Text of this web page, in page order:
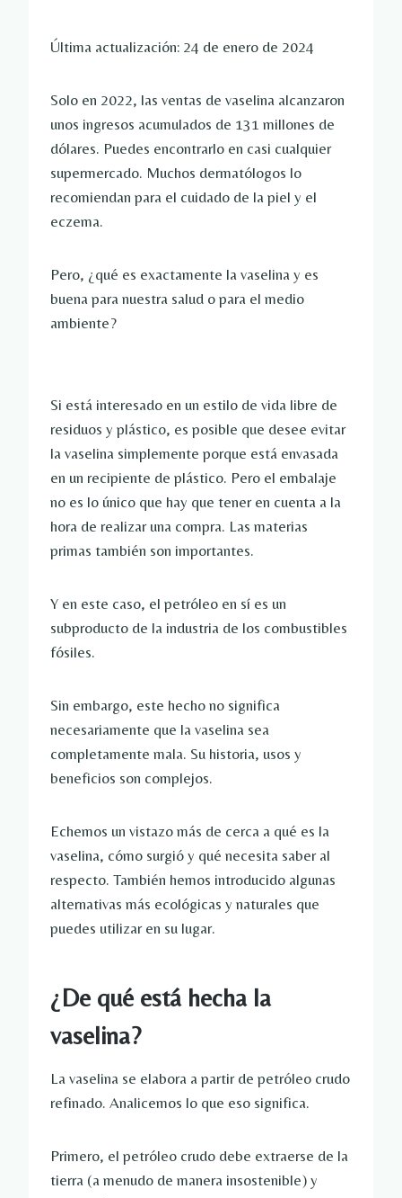
Última actualización: 24 de enero de 2024
Solo en 2022, las ventas de vaselina alcanzaron
unos ingresos acumulados de 131 millones de
dólares. Puedes encontrarlo en casi cualquier
supermercado. Muchos dermatólogos lo
recomiendan para el cuidado de la piel y el
eczema.
Pero, ¿qué es exactamente la vaselina y es
buena para nuestra salud o para el medio
ambiente?
Si está interesado en un estilo de vida libre de
residuos y plástico, es posible que desee evitar
la vaselina simplemente porque está envasada
en un recipiente de plástico. Pero el embalaje
no es lo único que hay que tener en cuenta a la
hora de realizar una compra. Las materias
primas también son importantes.
Y en este caso, el petróleo en sí es un
subproducto de la industria de los combustibles
fósiles.
Sin embargo, este hecho no significa
necesariamente que la vaselina sea
completamente mala. Su historia, usos y
beneficios son complejos.
Echemos un vistazo más de cerca a qué es la
vaselina, cómo surgió y qué necesita saber al
respecto. También hemos introducido algunas
alternativas más ecológicas y naturales que
puedes utilizar en su lugar.
¿De qué está hecha la
vaselina?
La vaselina se elabora a partir de petróleo crudo
refinado. Analicemos lo que eso significa.
Primero, el petróleo crudo debe extraerse de la
tierra (a menudo de manera insostenible) y